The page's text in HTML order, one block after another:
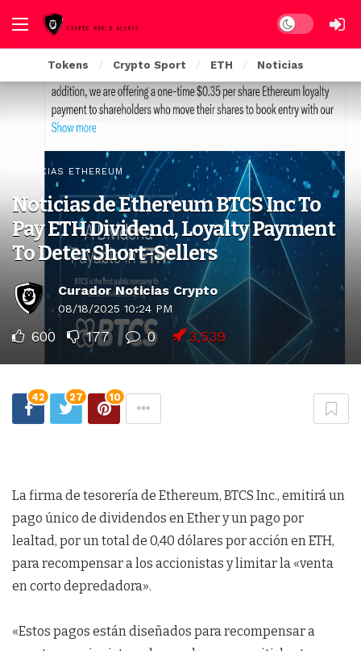
Dark mode
Tokens Crypto Sport ETH Noticias
NOTICIAS ETHEREUM
Noticias de Ethereum BTCS Inc To
Pay ETH Dividend, Loyalty Payment
To Deter Short-Sellers
Curador Noticias Crypto
08/18/2025 10:24 PM
600 177 0 3,539
42 27 10
La firma de tesorería de Ethereum, BTCS Inc., emitirá un
pago único de dividendos en Ether y un pago por
lealtad, por un total de 0,40 dólares por acción en ETH,
para recompensar a los accionistas y limitar la «venta
en corto depredadora».
«Estos pagos están diseñados para recompensar a